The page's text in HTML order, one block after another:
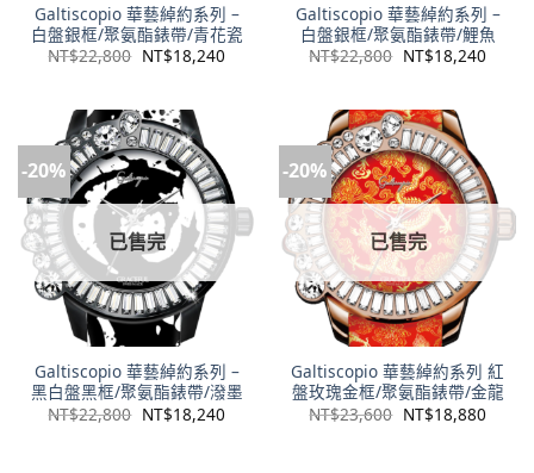
Galtiscopio 華藝綽約系列 –
白盤銀框/聚氨酯錶帶/青花瓷
NT$22,800 NT$18,240
Galtiscopio 華藝綽約系列 –
白盤銀框/聚氨酯錶帶/鯉魚
NT$22,800 NT$18,240
-20%
已售完
Galtiscopio 華藝綽約系列 –
黑白盤黑框/聚氨酯錶帶/潑墨
NT$22,800 NT$18,240
-20%
已售完
Galtiscopio 華藝綽約系列 紅
盤玫瑰金框/聚氨酯錶帶/金龍
NT$23,600 NT$18,880